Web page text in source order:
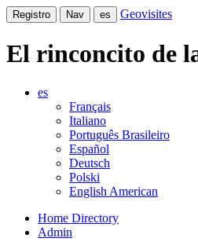
Registro Nav es Geovisites
El rinconcito de
es
Français
Italiano
Português Brasileiro
Español
Deutsch
Polski
English American
Home Directory
Admin